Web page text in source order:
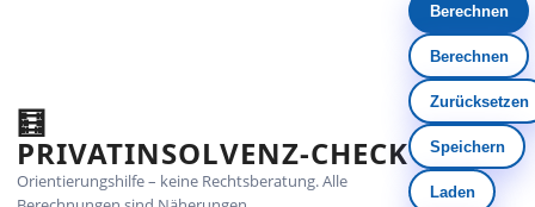
🧮
PRIVATINSOLVENZ‑CHECK
Orientierungshilfe – keine Rechtsberatung. Alle
Berechnen
Berechnen
Zurücksetzen
Speichern
Laden